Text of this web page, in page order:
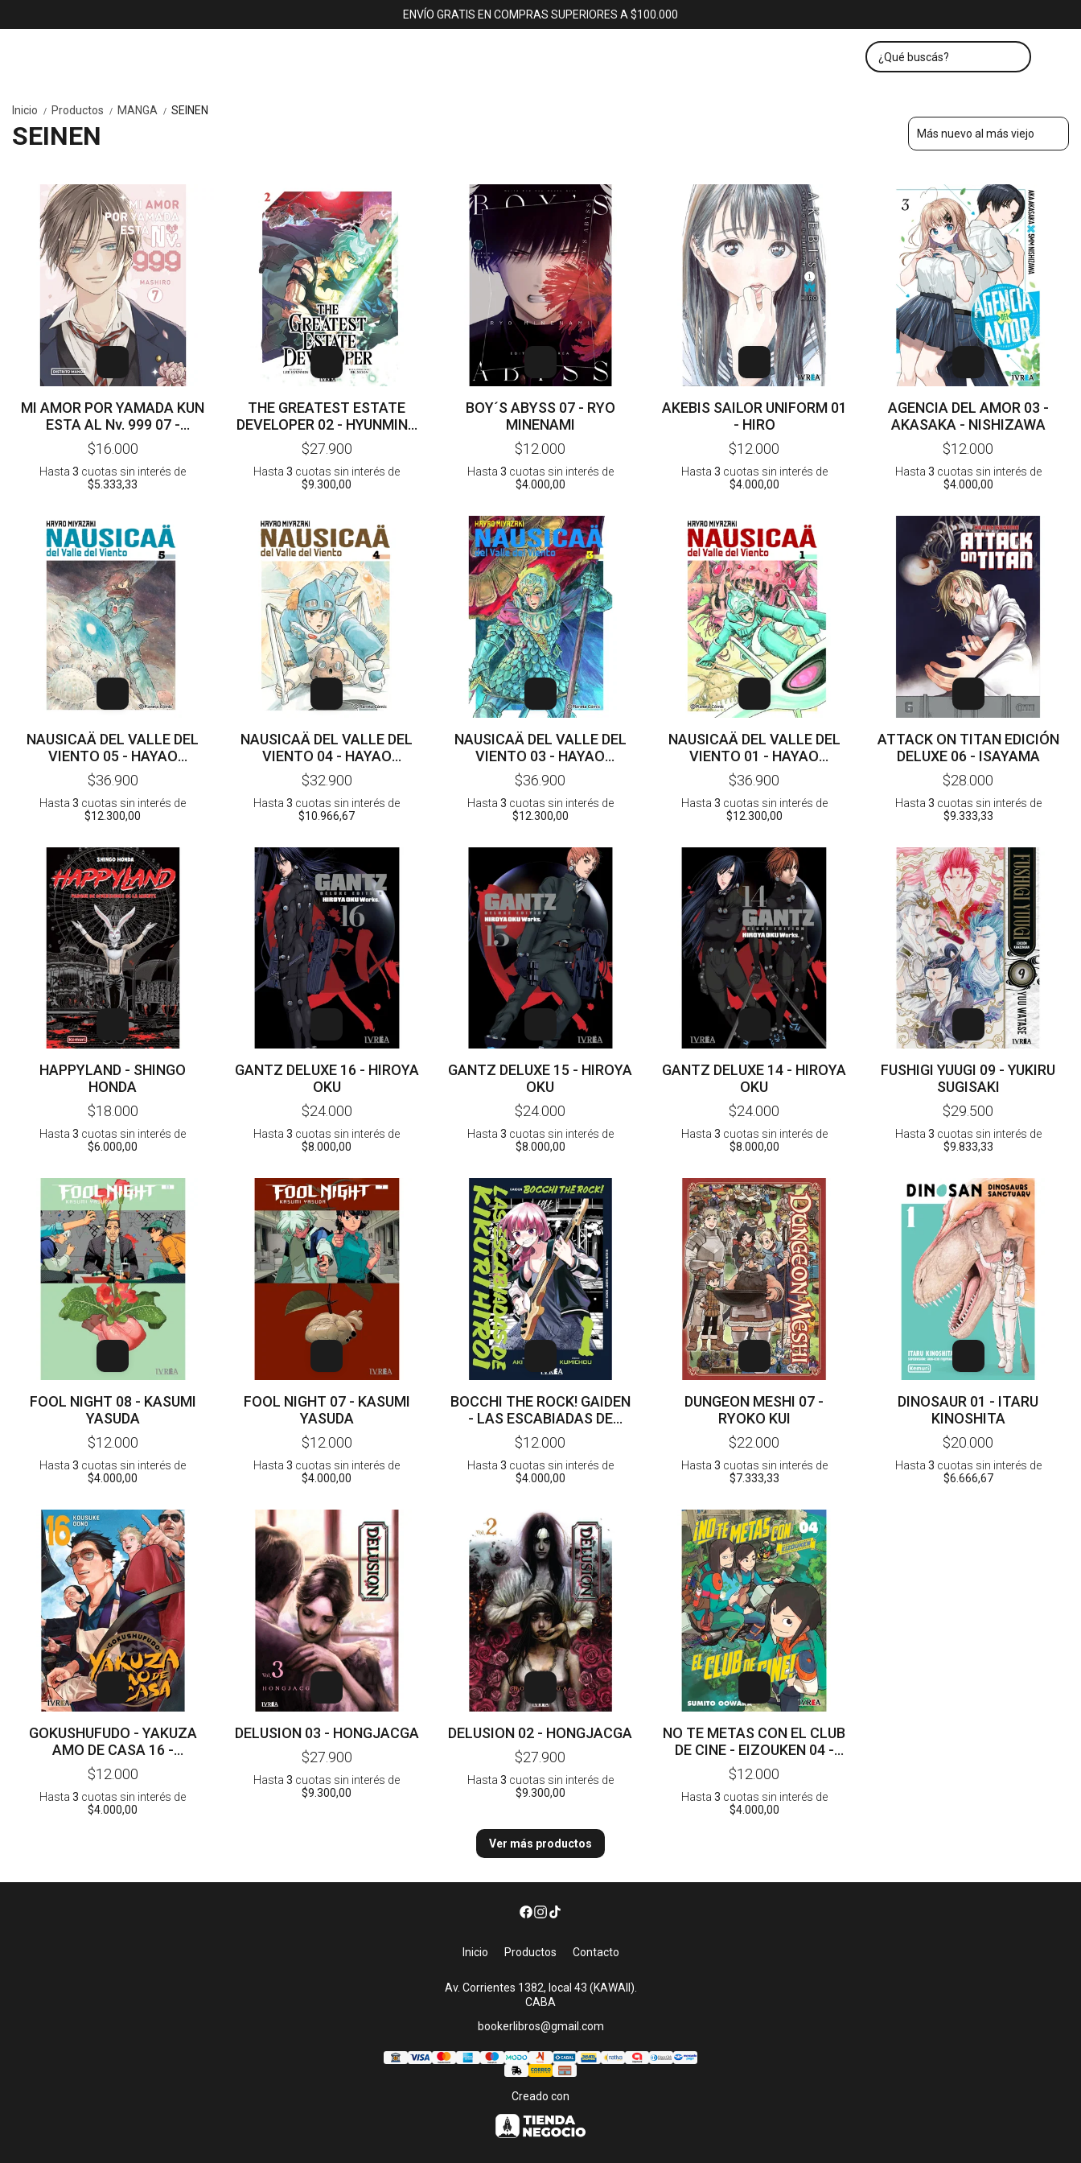
ENVÍO GRATIS EN COMPRAS SUPERIORES A $100.000
Inicio / Productos / MANGA / SEINEN
SEINEN
MI AMOR POR YAMADA KUN
ESTA AL Nv. 999 07 -
MASHIRO
$16.000
Hasta3 cuotas sin interés de
$5.333,33
THE GREATEST ESTATE
DEVELOPER 02 - HYUNMIN -
HYUNSOO - MOON
$27.900
Hasta3 cuotas sin interés de
$9.300,00
BOY´S ABYSS 07 - RYO
MINENAMI
$12.000
Hasta 3 cuotas sin interés de
$4.000,00
AKEBIS SAILOR UNIFORM 01
- HIRO
$12.000
Hasta 3 cuotas sin interés de
$4.000,00
AGENCIA DEL AMOR 03 -
AKASAKA - NISHIZAWA
$12.000
Hasta 3 cuotas sin interés de
$4.000,00
NAUSICAÄ DEL VALLE DEL
VIENTO 05 - HAYAO
MIYAZAKI
$36.900
Hasta3 cuotas sin interés de
$12.300,00
NAUSICAÄ DEL VALLE DEL
VIENTO 04 - HAYAO
MIYAZAKI
$32.900
Hasta3 cuotas sin interés de
$10.966,67
NAUSICAÄ DEL VALLE DEL
VIENTO 03 - HAYAO
MIYAZAKI
$36.900
Hasta 3 cuotas sin interés de
$12.300,00
NAUSICAÄ DEL VALLE DEL
VIENTO 01 - HAYAO
MIYAZAKI
$36.900
Hasta 3 cuotas sin interés de
$12.300,00
ATTACK ON TITAN EDICIÓN
DELUXE 06 - ISAYAMA
$28.000
Hasta 3 cuotas sin interés de
$9.333,33
HAPPYLAND - SHINGO
HONDA
$18.000
Hasta3 cuotas sin interés de
$6.000,00
GANTZ DELUXE 16 - HIROYA
OKU
$24.000
Hasta3 cuotas sin interés de
$8.000,00
GANTZ DELUXE 15 - HIROYA
OKU
$24.000
Hasta 3 cuotas sin interés de
$8.000,00
GANTZ DELUXE 14 - HIROYA
OKU
$24.000
Hasta 3 cuotas sin interés de
$8.000,00
FUSHIGI YUUGI 09 - YUKIRU
SUGISAKI
$29.500
Hasta 3 cuotas sin interés de
$9.833,33
FOOL NIGHT 08 - KASUMI
YASUDA
$12.000
Hasta3 cuotas sin interés de
$4.000,00
FOOL NIGHT 07 - KASUMI
YASUDA
$12.000
Hasta3 cuotas sin interés de
$4.000,00
BOCCHI THE ROCK! GAIDEN
- LAS ESCABIADAS DE
KIKURI HIROI 01 - HAMAZI -
KUMICHOU
$12.000
Hasta 3 cuotas sin interés de
$4.000,00
DUNGEON MESHI 07 -
RYOKO KUI
$22.000
Hasta 3 cuotas sin interés de
$7.333,33
DINOSAUR 01 - ITARU
KINOSHITA
$20.000
Hasta 3 cuotas sin interés de
$6.666,67
GOKUSHUFUDO - YAKUZA
AMO DE CASA 16 -
KOUSUKE OONO
$12.000
Hasta3 cuotas sin interés de
$4.000,00
DELUSION 03 - HONGJACGA
$27.900
Hasta3 cuotas sin interés de
$9.300,00
DELUSION 02 - HONGJACGA
$27.900
Hasta 3 cuotas sin interés de
$9.300,00
NO TE METAS CON EL CLUB
DE CINE - EIZOUKEN 04 -
SUMITO OOWARA
$12.000
Hasta 3 cuotas sin interés de
$4.000,00
Ver más productos
Inicio Productos Contacto
Av. Corrientes 1382, local 43 (KAWAII).
CABA
bookerlibros@gmail.com
Creado con